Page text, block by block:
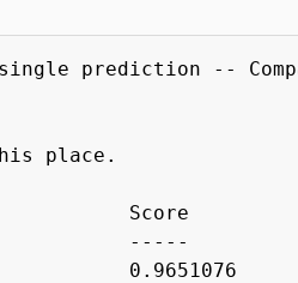
single prediction --
place.
Score
-----
0.9651076